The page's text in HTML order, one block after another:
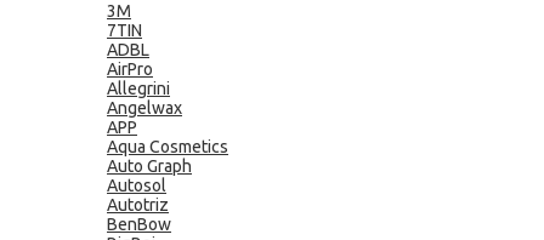
3M
7TIN
ADBL
AirPro
Allegrini
Angelwax
APP
Aqua Cosmetics
Auto Graph
Autosol
Autotriz
BenBow